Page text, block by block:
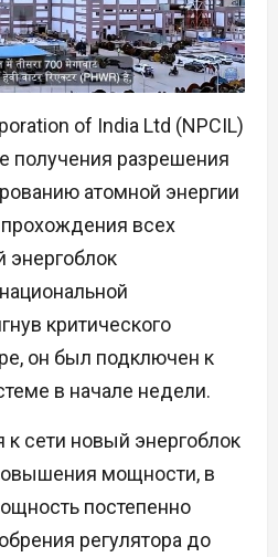
of India Ltd (NPCIL)
получения разрешения
атомной энергии
прохождения всех
энергоблок
критического
он был подключен к
в начале недели.
сети новый энергоблок
мощности, в
постепенно
регулятора до